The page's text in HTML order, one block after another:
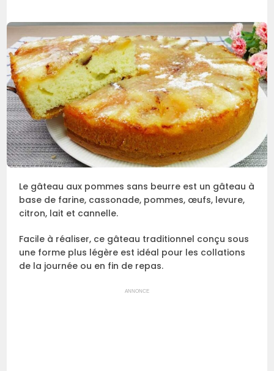
Le gâteau aux pommes sans beurre est un gâteau à
base de farine, cassonade, pommes, œufs, levure,
citron, lait et cannelle.
Facile à réaliser, ce gâteau traditionnel conçu sous
une forme plus légère est idéal pour les collations
de la journée ou en fin de repas.
ANNONCE